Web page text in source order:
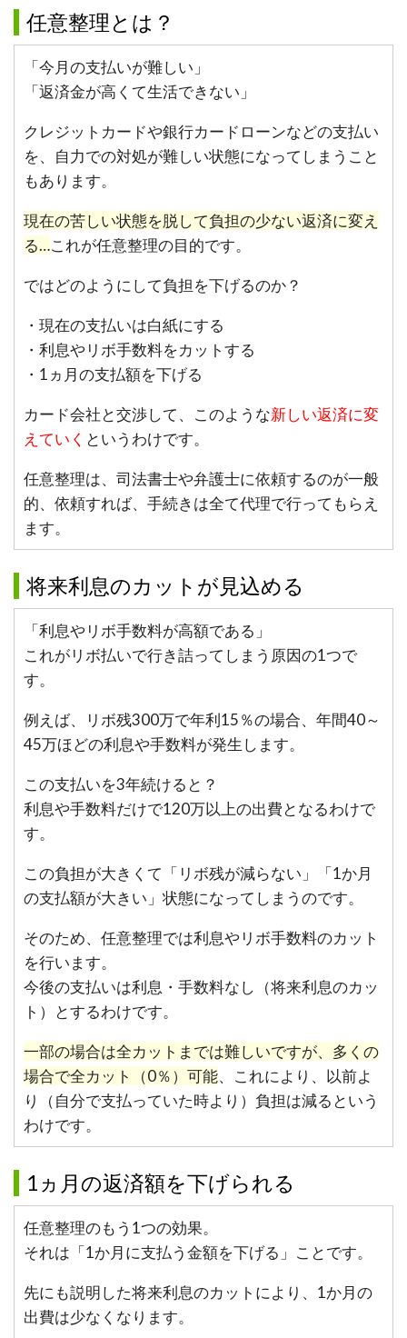
任意整理とは？
「今月の支払いが難しい」
「返済金が高くて生活できない」
クレジットカードや銀行カードローンなどの支払い
を、自力での対処が難しい状態になってしまうこと
もあります。
現在の苦しい状態を脱して負担の少ない返済に変え
る…これが任意整理の目的です。
ではどのようにして負担を下げるのか？
・現在の支払いは白紙にする
・利息やリボ手数料をカットする
・1ヵ月の支払額を下げる
カード会社と交渉して、このような新しい返済に変
えていく というわけです。
任意整理は、司法書士や弁護士に依頼するのが一般
的、依頼すれば、手続きは全て代理で行ってもらえ
ます。
将来利息のカットが見込める
「利息やリボ手数料が高額である」
これがリボ払いで行き詰ってしまう原因の1つで
す。
例えば、リボ残300万で年利15％の場合、年間40～
45万ほどの利息や手数料が発生します。
この支払いを3年続けると？
利息や手数料だけで120万以上の出費となるわけで
す。
この負担が大きくて「リボ残が減らない」「1か月
の支払額が大きい」状態になってしまうのです。
そのため、任意整理では利息やリボ手数料のカット
を行います。
今後の支払いは利息・手数料なし（将来利息のカッ
ト）とするわけです。
一部の場合は全カットまでは難しいですが、多くの
場合で全カット（0％）可能、これにより、以前よ
り（自分で支払っていた時より）負担は減るという
わけです。
1ヵ月の返済額を下げられる
任意整理のもう1つの効果。
それは「1か月に支払う金額を下げる」ことです。
先にも説明した将来利息のカットにより、1か月の
出費は少なくなります。